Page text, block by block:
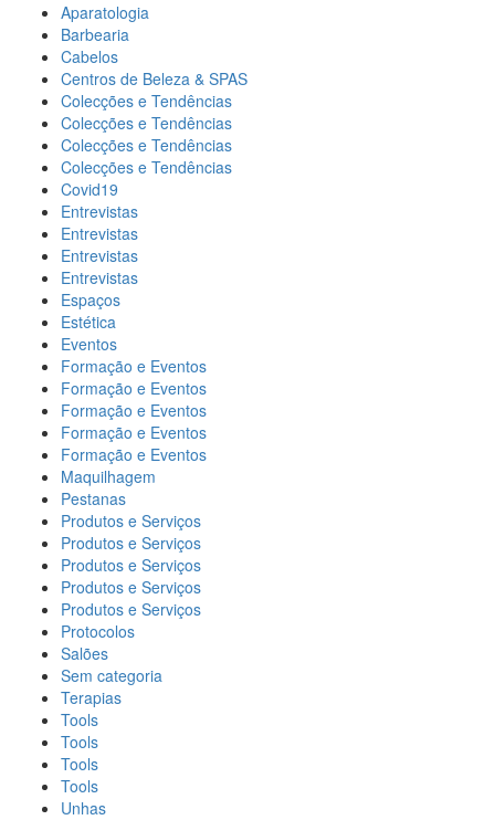
Aparatologia
Barbearia
Cabelos
Centros de Beleza & SPAS
Colecções e Tendências
Colecções e Tendências
Colecções e Tendências
Colecções e Tendências
Covid19
Entrevistas
Entrevistas
Entrevistas
Entrevistas
Espaços
Estética
Eventos
Formação e Eventos
Formação e Eventos
Formação e Eventos
Formação e Eventos
Formação e Eventos
Maquilhagem
Pestanas
Produtos e Serviços
Produtos e Serviços
Produtos e Serviços
Produtos e Serviços
Produtos e Serviços
Protocolos
Salões
Sem categoria
Terapias
Tools
Tools
Tools
Tools
Unhas